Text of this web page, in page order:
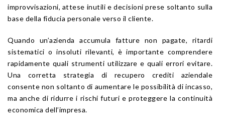
improvvisazioni, attese inutili e decisioni prese soltanto sulla
base della fiducia personale verso il cliente.
Quando un’azienda accumula fatture non pagate, ritardi
sistematici o insoluti rilevanti, è importante comprendere
rapidamente quali strumenti utilizzare e quali errori evitare.
Una corretta strategia di recupero crediti aziendale
consente non soltanto di aumentare le possibilità di incasso,
ma anche di ridurre i rischi futuri e proteggere la continuità
economica dell’impresa.